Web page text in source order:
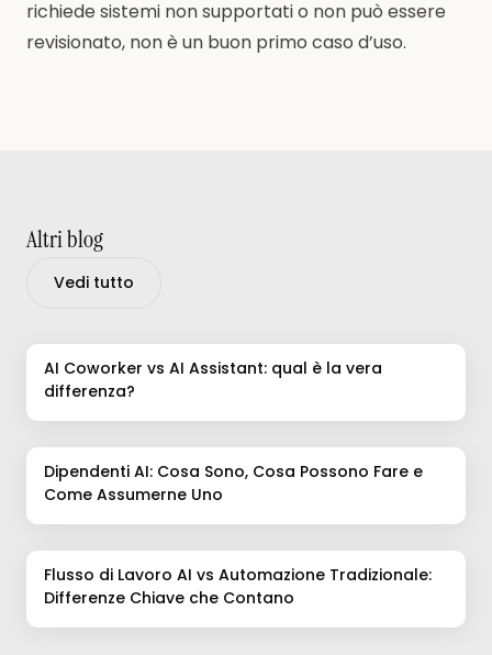
richiede sistemi non supportati o non può essere
revisionato, non è un buon primo caso d’uso.
Altri blog
Vedi tutto
AI Coworker vs AI Assistant: qual è la vera
differenza?
Dipendenti AI: Cosa Sono, Cosa Possono Fare e
Come Assumerne Uno
Flusso di Lavoro AI vs Automazione Tradizionale:
Differenze Chiave che Contano